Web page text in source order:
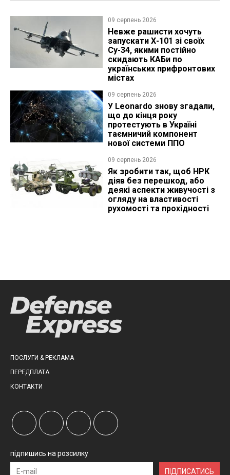
09 серпень 2026
Невже рашисти хочуть
запускати Х-101 зі своїх
Су-34, якими постійно
скидають КАБи по
українських прифронтових
містах
09 серпень 2026
У Leonardo знову згадали,
що до кінця року
протестують в Україні
таємничий компонент
нової системи ППО
09 серпень 2026
Як зробити так, щоб НРК
діяв без перешкод, або
деякі аспекти живучості з
огляду на властивості
рухомості та прохідності
ПОСЛУГИ & РЕКЛАМА
ПЕРЕДПЛАТА
КОНТАКТИ
підпишись на розсилку
ПІДПИСАТИСЬ